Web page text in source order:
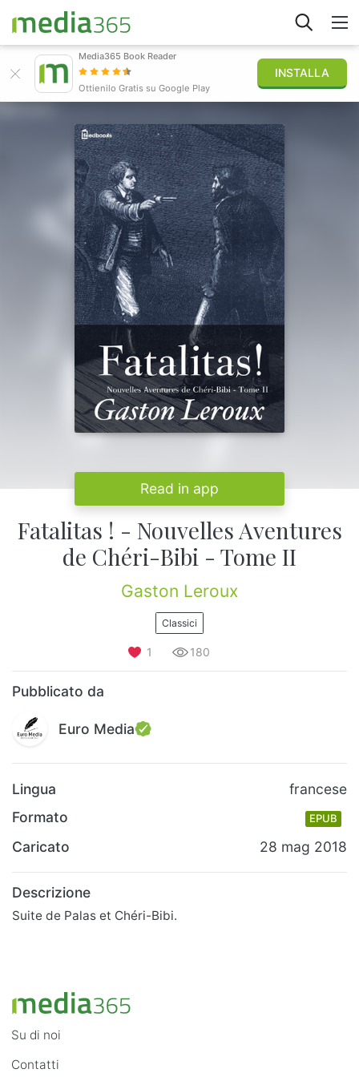
Accedi
Pubblica
Media365 Book Reader
Ottienilo Gratis su Google Play
INSTALLA
Read in app
Fatalitas ! - Nouvelles Aventures
de Chéri-Bibi - Tome II
Gaston Leroux
Classici
1 180
Pubblicato da
Euro Media
Lingua
francese
Formato
EPUB
Caricato 28 mag 2018
Descrizione
Suite de Palas et Chéri-Bibi.
Su di noi
Contatti